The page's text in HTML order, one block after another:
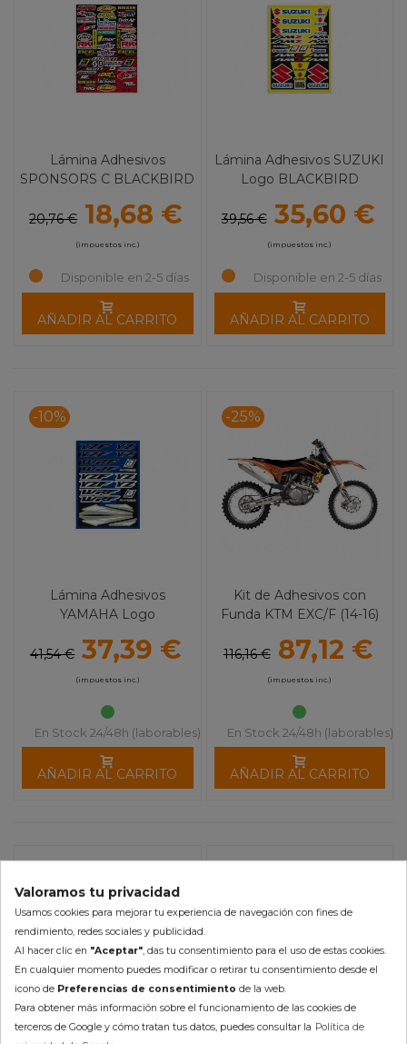
Lámina Adhesivos
SPONSORS C BLACKBIRD
20,76 € 18,68 €
(impuestos inc.)
Disponible en 2-5 días
AÑADIR AL CARRITO
Lámina Adhesivos SUZUKI
Logo BLACKBIRD
39,56 € 35,60 €
(impuestos inc.)
Disponible en 2-5 días
AÑADIR AL CARRITO
-10%
Lámina Adhesivos
YAMAHA Logo
41,54 € 37,39 €
(impuestos inc.)
En Stock 24/48h (laborables)
AÑADIR AL CARRITO
-25%
Kit de Adhesivos con
Funda KTM EXC/F (14-16)
ROCKSTAR
116,16 € 87,12 €
(impuestos inc.)
En Stock 24/48h (laborables)
AÑADIR AL CARRITO
Valoramos tu privacidad
Usamos cookies para mejorar tu experiencia de navegación con fines de
rendimiento, redes sociales y publicidad.
Al hacer clic en "Aceptar" , das tu consentimiento para el uso de estas cookies.
En cualquier momento puedes modificar o retirar tu consentimiento desde el
icono de Preferencias de consentimiento de la web.
Para obtener más información sobre el funcionamiento de las cookies de
terceros de Google y cómo tratan tus datos, puedes consultar la Política de